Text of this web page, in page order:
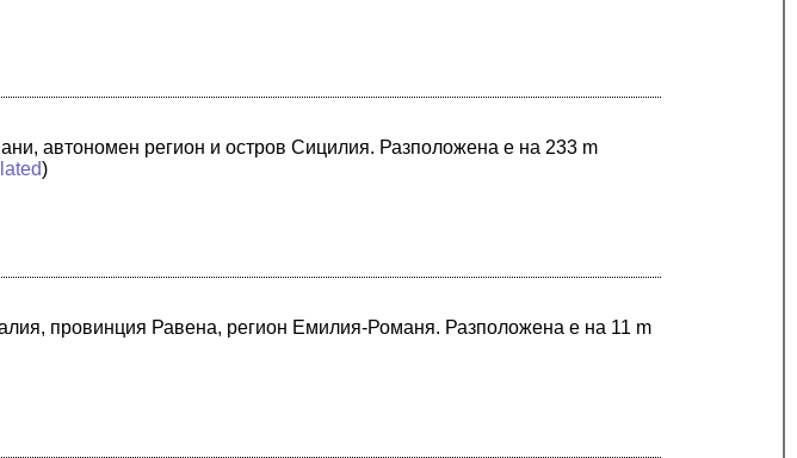
автономен регион и остров Сицилия. Разположена е на 233 m
)
провинция Равена, регион Емилия-Романя. Разположена е на 11 m